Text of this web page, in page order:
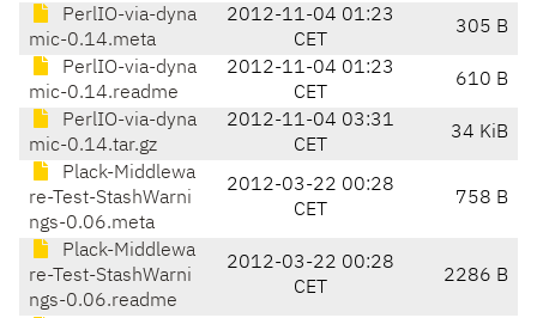
PerlIO-via-dyna
mic-0.14.meta
2012-11-04 01:23
CET
305 B
PerlIO-via-dyna
mic-0.14.readme
2012-11-04 01:23
CET
610 B
PerlIO-via-dyna
mic-0.14.tar.gz
2012-11-04 03:31
CET
34 KiB
Plack-Middlewa
re-Test-StashWarni
ngs-0.06.meta
2012-03-22 00:28
CET
758 B
Plack-Middlewa
re-Test-StashWarni
ngs-0.06.readme
2012-03-22 00:28
CET
2286 B